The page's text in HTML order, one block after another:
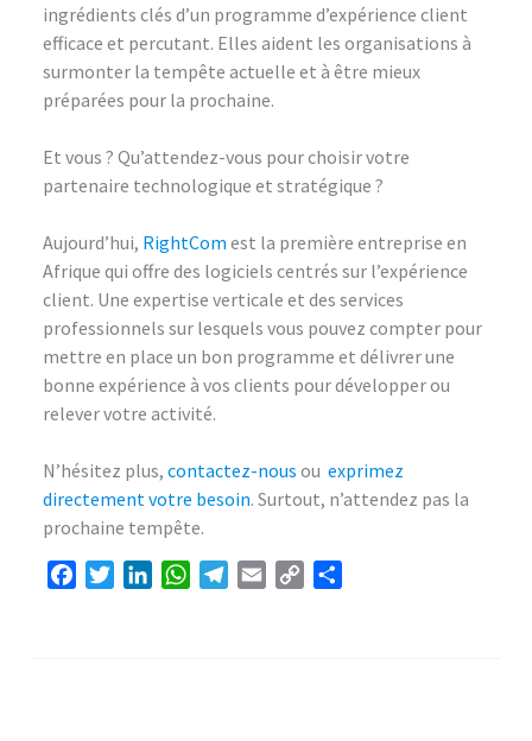
ingrédients clés d’un programme d’expérience client
efficace et percutant. Elles aident les organisations à
surmonter la tempête actuelle et à être mieux
préparées pour la prochaine.
Et vous ? Qu’attendez-vous pour choisir votre
partenaire technologique et stratégique ?
Aujourd’hui, RightCom est la première entreprise en
Afrique qui offre des logiciels centrés sur l’expérience
client. Une expertise verticale et des services
professionnels sur lesquels vous pouvez compter pour
mettre en place un bon programme et délivrer une
bonne expérience à vos clients pour développer ou
relever votre activité.
N’hésitez plus, contactez-nous ou exprimez
directement votre besoin. Surtout, n’attendez pas la
prochaine tempête.
FacebookTwitterLinkedInWhatsAppTelegram
Email Copy